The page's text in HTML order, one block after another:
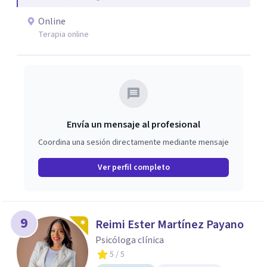
Online
Terapia online
Envía un mensaje al profesional
Coordina una sesión directamente mediante mensaje
Ver perfil completo
9 Reimi Ester Martínez Payano
Psicóloga clínica
5 / 5